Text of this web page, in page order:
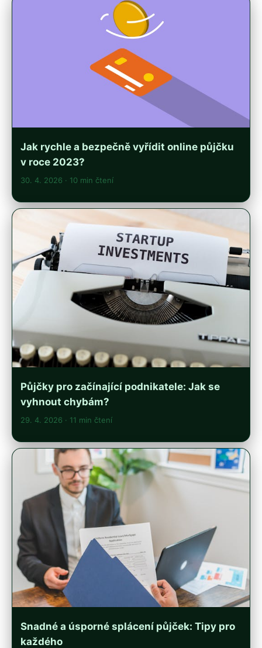
Jak rychle a bezpečně vyřídit online půjčku
v roce 2023?
30. 4. 2026 · 10 min čtení
Půjčky pro začínající podnikatele: Jak se
vyhnout chybám?
29. 4. 2026 · 11 min čtení
Snadné a úsporné splácení půjček: Tipy pro
každého